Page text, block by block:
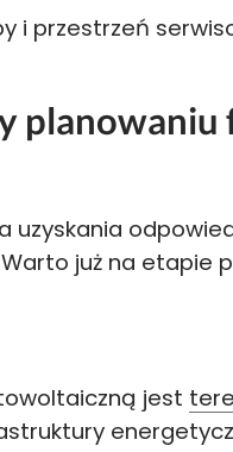
i przestrzeń
uzyskania
już na
jest